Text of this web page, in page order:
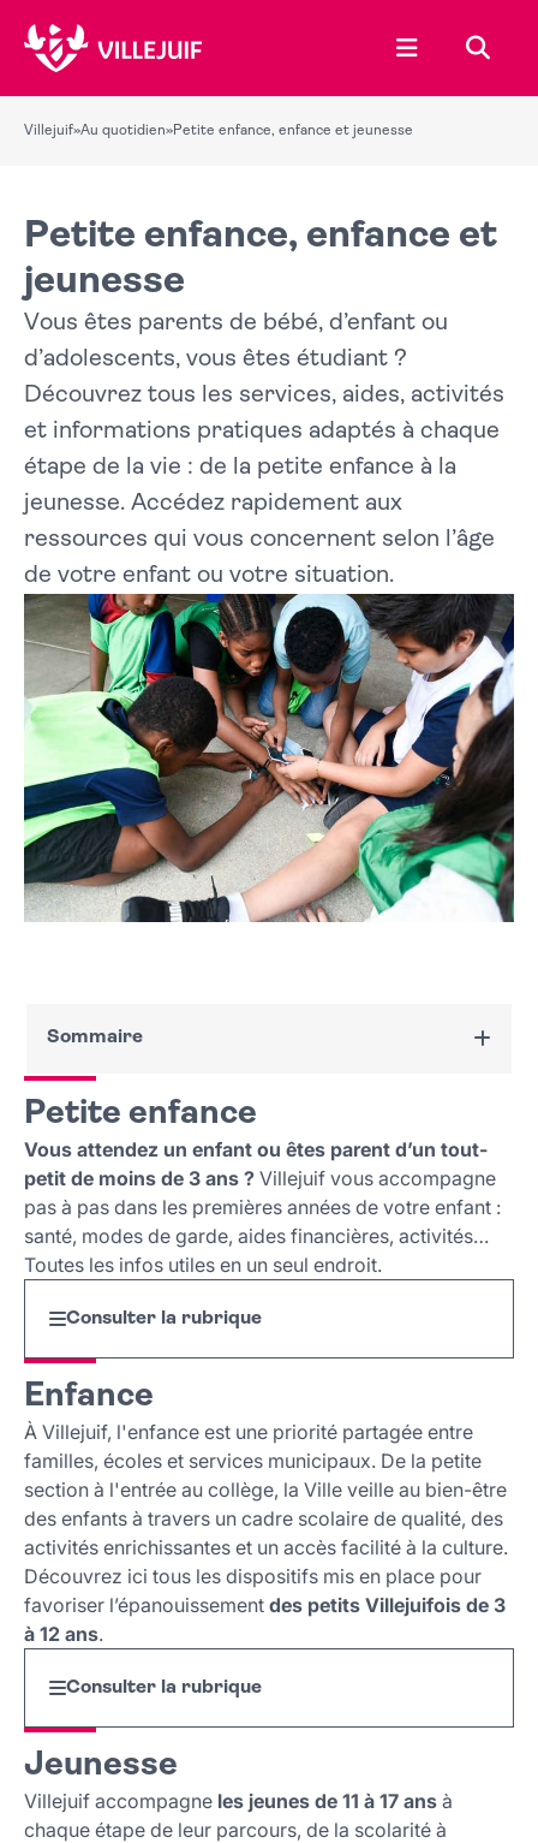
Ouvrir le
Villejuif»Au quotidien»Petite enfance, enfance et jeunesse
Petite enfance, enfance et
jeunesse
Vous êtes parents de bébé, d’enfant ou
d’adolescents, vous êtes étudiant ?
Découvrez tous les services, aides, activités
et informations pratiques adaptés à chaque
étape de la vie : de la petite enfance à la
jeunesse. Accédez rapidement aux
ressources qui vous concernent selon l’âge
de votre enfant ou votre situation.
Sommaire
À lire sur le même sujet...
Petite enfance
Vous attendez un enfant ou êtes parent d’un tout-
petit de moins de 3 ans ? Villejuif vous accompagne
pas à pas dans les premières années de votre enfant :
santé, modes de garde, aides financières, activités…
Toutes les infos utiles en un seul endroit.
Consulter la rubrique
Enfance
À Villejuif, l'enfance est une priorité partagée entre
familles, écoles et services municipaux. De la petite
section à l'entrée au collège, la Ville veille au bien-être
des enfants à travers un cadre scolaire de qualité, des
activités enrichissantes et un accès facilité à la culture.
Découvrez ici tous les dispositifs mis en place pour
favoriser l’épanouissement des petits Villejuifois de 3
à 12 ans.
Consulter la rubrique
Jeunesse
Villejuif accompagne les jeunes de 11 à 17 ans à
chaque étape de leur parcours, de la scolarité à